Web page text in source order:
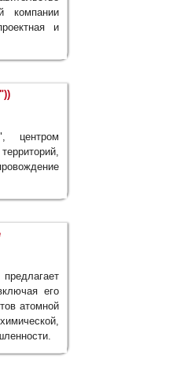
компании
и
центром
его
атомной